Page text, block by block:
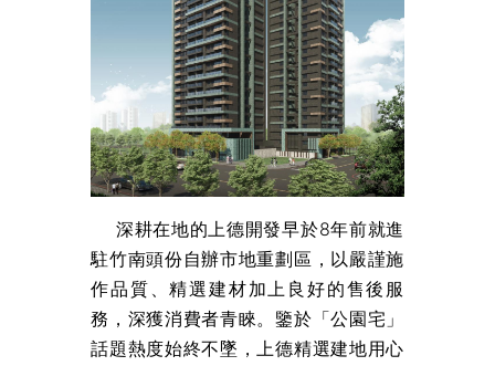
深耕在地的上德開發早於8年前就進
駐竹南頭份自辦市地重劃區，以嚴謹施
作品質、精選建材加上良好的售後服
務，深獲消費者青睞。鑒於「公園宅」
話題熱度始終不墜，上德精選建地用心